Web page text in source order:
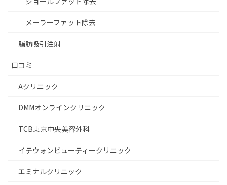
メーラーファット除去
脂肪吸引注射
口コミ
Aクリニック
DMMオンラインクリニック
TCB東京中央美容外科
イテウォンビューティークリニック
エミナルクリニック